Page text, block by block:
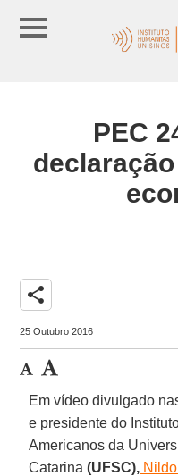
PEC
share
25 Outubro 2016
Em vídeo divulgado
e presidente do
Americanos da
Catarina(UFSC),